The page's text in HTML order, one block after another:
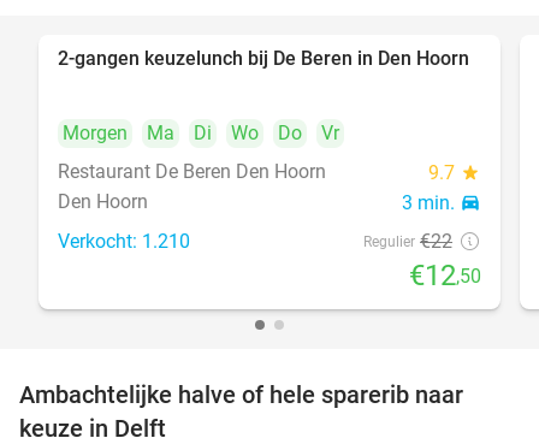
43%
2-gangen keuzelunch bij De Beren in Den Hoorn
Morgen Ma Di Wo Do
Vr
Restaurant De Beren Den Hoorn
9.7 star
Den Hoorn 3 min. directions_car
Verkocht: 1.210 Regulier €22
€12,50
Ambachtelijke halve of hele sparerib naar
keuze in Delft